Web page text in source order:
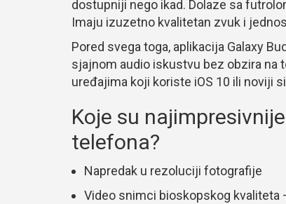
dostupniji nego ikad. Dolaze sa
Imaju izuzetno kvalitetan zvuk i
Pored svega toga, aplikacija Galaxy
sjajnom audio iskustvu bez obzira na
uređajima koji koriste iOS 10 ili noviji
Koje su
telefona?
Napredak u rezoluciji fotografije
Video snimci bioskopskog kvaliteta